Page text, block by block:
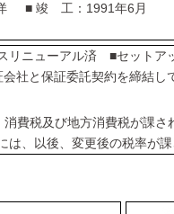
■ 竣 工：1991年6月
リニューアル済 ■セット
社と保証委託契約を締結
費税及び地方消費税が課さ
は、以後、変更後の税率が